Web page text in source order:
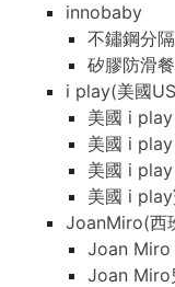
innobaby
不鏽鋼分
矽膠防滑
i play(美國
美國 i
美國 i
美國 i
美國 i
JoanMiro(西
Joan Miro
Joan Miro